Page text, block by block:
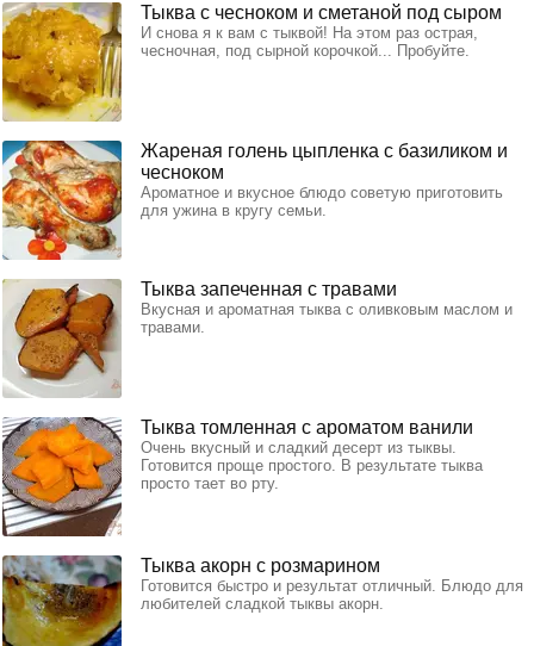
Тыква с чесноком и сметаной под сыром
И снова я к вам с тыквой! На этом раз острая,
чесночная, под сырной корочкой... Пробуйте.
Жареная голень цыпленка с базиликом и
чесноком
Ароматное и вкусное блюдо советую приготовить
для ужина в кругу семьи.
Тыква запеченная с травами
Вкусная и ароматная тыква с оливковым маслом и
травами.
Тыква томленная с ароматом ванили
Очень вкусный и сладкий десерт из тыквы.
Готовится проще простого. В результате тыква
просто тает во рту.
Тыква акорн с розмарином
Готовится быстро и результат отличный. Блюдо для
любителей сладкой тыквы акорн.